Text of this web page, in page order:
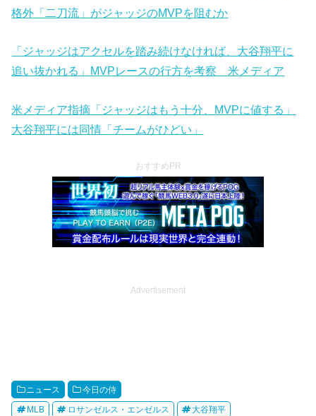
格外「二刀流」がジャッジのMVPを阻むか
「ジャッジはアクセルを踏み続けなければ、大谷翔平に
追い抜かれる」MVPレースの行方を考察 米メディア
米メディア指摘「ジャッジはもう十分、MVPに値する」
大谷翔平には同情「チームがひどい」
おすすめPR
Advertisement
ニュース 今日の侍
MLB ロサンゼルス・エンゼルス 大谷翔平